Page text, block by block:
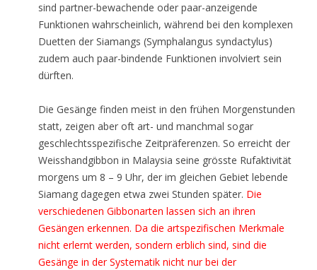
sind partner-bewachende oder paar-anzeigende
Funktionen wahrscheinlich, während bei den komplexen
Duetten der Siamangs (Symphalangus syndactylus)
zudem auch paar-bindende Funktionen involviert sein
dürften.
Die Gesänge finden meist in den frühen Morgenstunden
statt, zeigen aber oft art- und manchmal sogar
geschlechtsspezifische Zeitpräferenzen. So erreicht der
Weisshandgibbon in Malaysia seine grösste Rufaktivität
morgens um 8 – 9 Uhr, der im gleichen Gebiet lebende
Siamang dagegen etwa zwei Stunden später. Die
verschiedenen Gibbonarten lassen sich an ihren
Gesängen erkennen. Da die artspezifischen Merkmale
nicht erlernt werden, sondern erblich sind, sind die
Gesänge in der Systematik nicht nur bei der